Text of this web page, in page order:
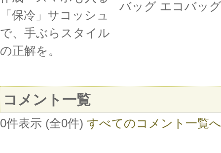
「保冷」サコッシュ
で、手ぶらスタイル
の正解を。
バッグ エコバッグ
コメント一覧
0件表示 (全0件) すべてのコメント一覧へ